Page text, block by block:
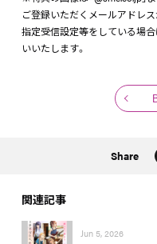
ご登録いただくメールアドレス
指定受信設定等をしている場
いいたします。
Share
関連記事
Jun 5, 2026